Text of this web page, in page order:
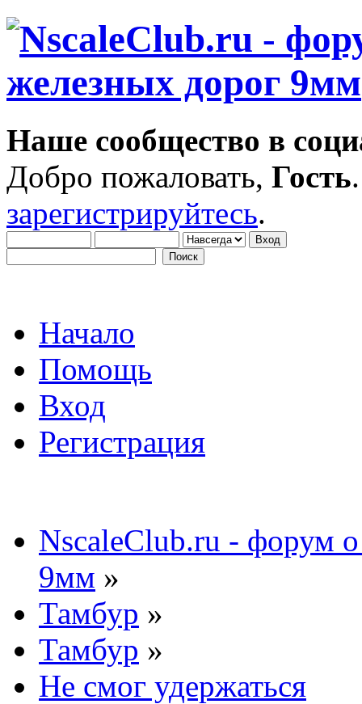
Наше сообщество в
Добро пожаловать, Гость
зарегистрируйтесь.
Начало
Помощь
Вход
Регистрация
NscaleClub.ru - форум
9мм »
Тамбур »
Тамбур »
Не смог удержаться